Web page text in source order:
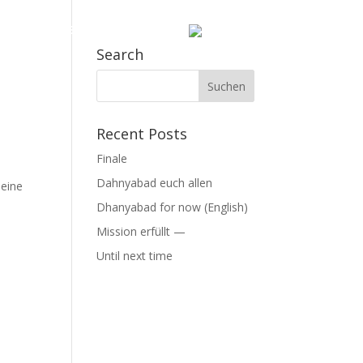
PRESSE
Search
Suchen
Recent Posts
Finale
Dahnyabad euch allen
Dhanyabad for now (English)
Mission erfüllt —
Until next time